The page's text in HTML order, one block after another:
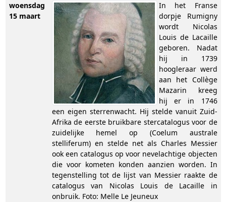
woensdag
15 maart
In het Franse
dorpje Rumigny
wordt Nicolas
Louis de Lacaille
geboren. Nadat
hij in 1739
hoogleraar werd
aan het Collège
Mazarin kreeg
hij er in 1746
een eigen sterrenwacht. Hij stelde vanuit Zuid-
Afrika de eerste bruikbare stercatalogus voor de
zuidelijke hemel op (Coelum australe
stelliferum) en stelde net als Charles Messier
ook een catalogus op voor nevelachtige objecten
die voor kometen konden aanzien worden. In
tegenstelling tot de lijst van Messier raakte de
catalogus van Nicolas Louis de Lacaille in
onbruik. Foto: Melle Le Jeuneux